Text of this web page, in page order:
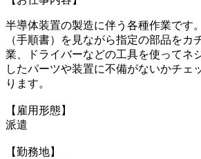
半導体装置の製造に伴う各種作業です
（手順書）を見ながら指定の部品をカ
業、ドライバーなどの工具を使ってネ
したパーツや装置に不備がないかチェ
ります。
【雇用形態】
派遣
【勤務地】